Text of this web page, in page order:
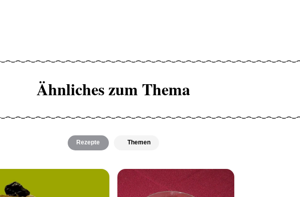
Ähnliches zum Thema
Rezepte Themen